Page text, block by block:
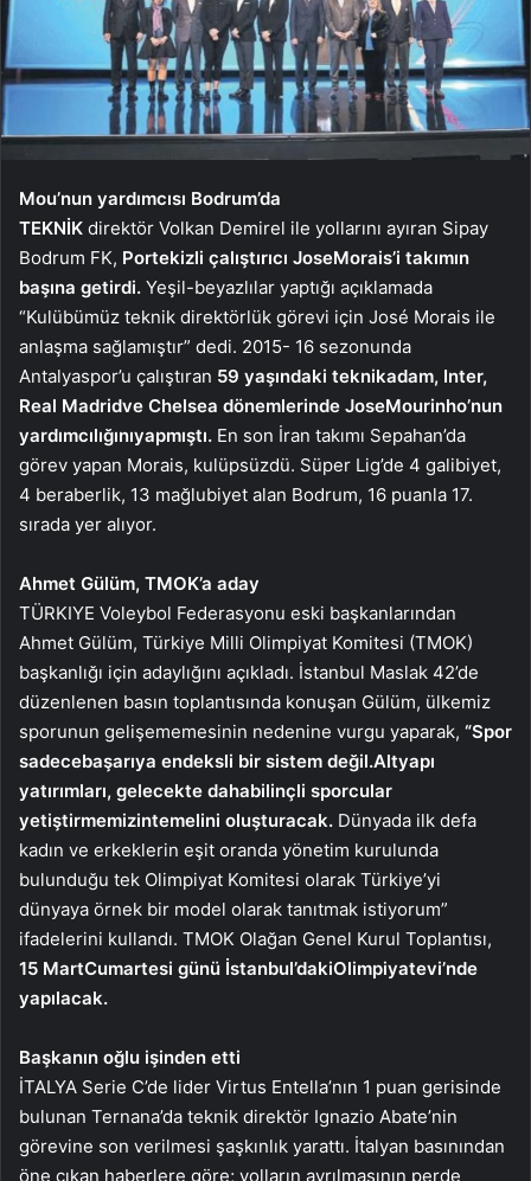
Mou’nun yardımcısı Bodrum’da
TEKNİK direktör Volkan Demirel ile yollarını ayıran Sipay
Bodrum FK, Portekizli çalıştırıcı JoseMorais’i takımın
başına getirdi. Yeşil-beyazlılar yaptığı açıklamada
“Kulübümüz teknik direktörlük görevi için José Morais ile
anlaşma sağlamıştır” dedi. 2015- 16 sezonunda
Antalyaspor’u çalıştıran 59 yaşındaki teknikadam, Inter,
Real Madridve Chelsea dönemlerinde JoseMourinho’nun
yardımcılığınıyapmıştı. En son İran takımı Sepahan’da
görev yapan Morais, kulüpsüzdü. Süper Lig’de 4 galibiyet,
4 beraberlik, 13 mağlubiyet alan Bodrum, 16 puanla 17.
sırada yer alıyor.
Ahmet Gülüm, TMOK’a aday
TÜRKIYE Voleybol Federasyonu eski başkanlarından
Ahmet Gülüm, Türkiye Milli Olimpiyat Komitesi (TMOK)
başkanlığı için adaylığını açıkladı. İstanbul Maslak 42’de
düzenlenen basın toplantısında konuşan Gülüm, ülkemiz
sporunun gelişememesinin nedenine vurgu yaparak, “Spor
sadecebaşarıya endeksli bir sistem değil.Altyapı
yatırımları, gelecekte dahabilinçli sporcular
yetiştirmemizintemelini oluşturacak. Dünyada ilk defa
kadın ve erkeklerin eşit oranda yönetim kurulunda
bulunduğu tek Olimpiyat Komitesi olarak Türkiye’yi
dünyaya örnek bir model olarak tanıtmak istiyorum”
ifadelerini kullandı. TMOK Olağan Genel Kurul Toplantısı,
15 MartCumartesi günü İstanbul’dakiOlimpiyatevi’nde
yapılacak.
Başkanın oğlu işinden etti
İTALYA Serie C’de lider Virtus Entella’nın 1 puan gerisinde
bulunan Ternana’da teknik direktör Ignazio Abate’nin
görevine son verilmesi şaşkınlık yarattı. İtalyan basınından
öne çıkan haberlere göre; yolların ayrılmasının perde